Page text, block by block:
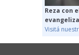
Reza con
Visitá